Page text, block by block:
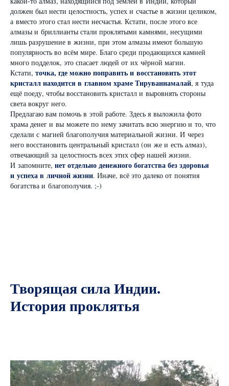
должен был нести целостность, успех и счастье в жизни целиком,
а вместо этого стал нести несчастья. Кстати, после этого все
алмазы и бриллианты стали проклятыми камнями, несущими
лишь разрушение в жизни, при этом алмазы имеют большую
популярность во всём мире. Благо среди продающихся камней
много подделок, это спасает людей от их чёрной магии.
Кстати, точка, где можно поправить и восстановить этот
кристалл находится в главном храме Тируваннамалай, я туда
ещё поеду, чтобы восстановить кристалл и выровнять стороны
света вокруг него.
Предлагаю вам помочь в этой работе. Здесь я выложила фото
храма денег и вы можете по нему зачитать всю энергию и то, что
сделали с магией благополучия материальной жизни. И через
него восстановить центральный кристалл (он же и есть алмаз),
отвечающий за целостность всех этих сфер нашей жизни.
И запомните, нет отдельно денежного богатства без здоровья
и успеха в личной жизни. Иначе, всё это далеко от понятия
богатства и благополучия. ;-)
Творящая сила Индии.
История проклятья